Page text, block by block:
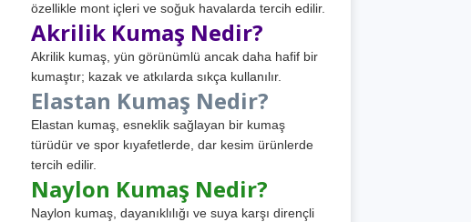
özellikle mont içleri ve soğuk havalarda tercih edilir.
Akrilik Kumaş Nedir?
Akrilik kumaş, yün görünümlü ancak daha hafif bir
kumaştır; kazak ve atkılarda sıkça kullanılır.
Elastan Kumaş Nedir?
Elastan kumaş, esneklik sağlayan bir kumaş
türüdür ve spor kıyafetlerde, dar kesim ürünlerde
tercih edilir.
Naylon Kumaş Nedir?
Naylon kumaş, dayanıklılığı ve suya karşı dirençli